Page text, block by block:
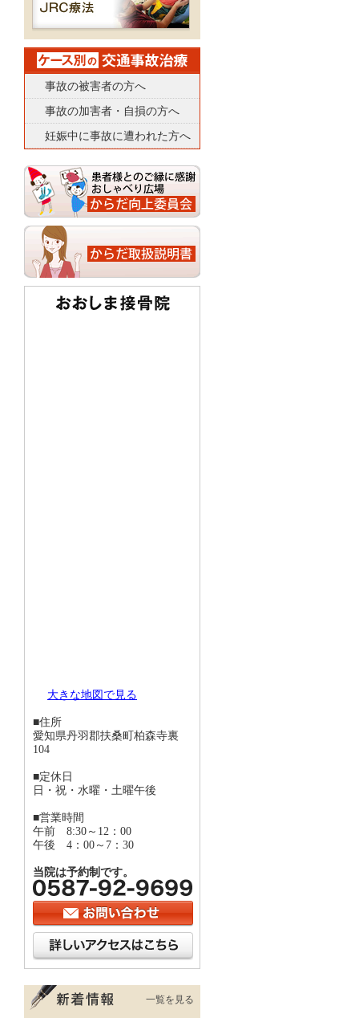
事故の被害者の方へ
事故の加害者・自損の方へ
妊娠中に事故に遭われた方へ
大きな地図で見る
■住所
愛知県丹羽郡扶桑町柏森寺裏
104
■定休日
日・祝・水曜・土曜午後
■営業時間
午前 8:30～12：00
午後 4：00～7：30
当院は予約制です。
一覧を見る